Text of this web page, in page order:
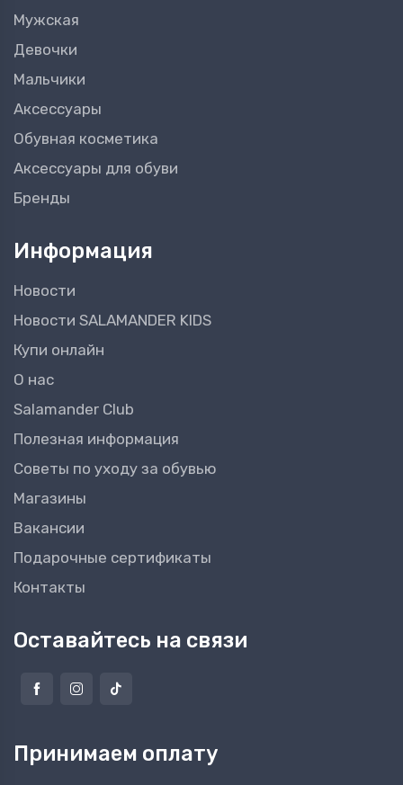
Мужская
Девочки
Мальчики
Аксессуары
Обувная косметика
Аксессуары для обуви
Бренды
Информация
Новости
Новости SALAMANDER KIDS
Купи онлайн
О нас
Salamander Club
Полезная информация
Советы по уходу за обувью
Магазины
Вакансии
Подарочные сертификаты
Контакты
Оставайтесь на связи
Принимаем оплату